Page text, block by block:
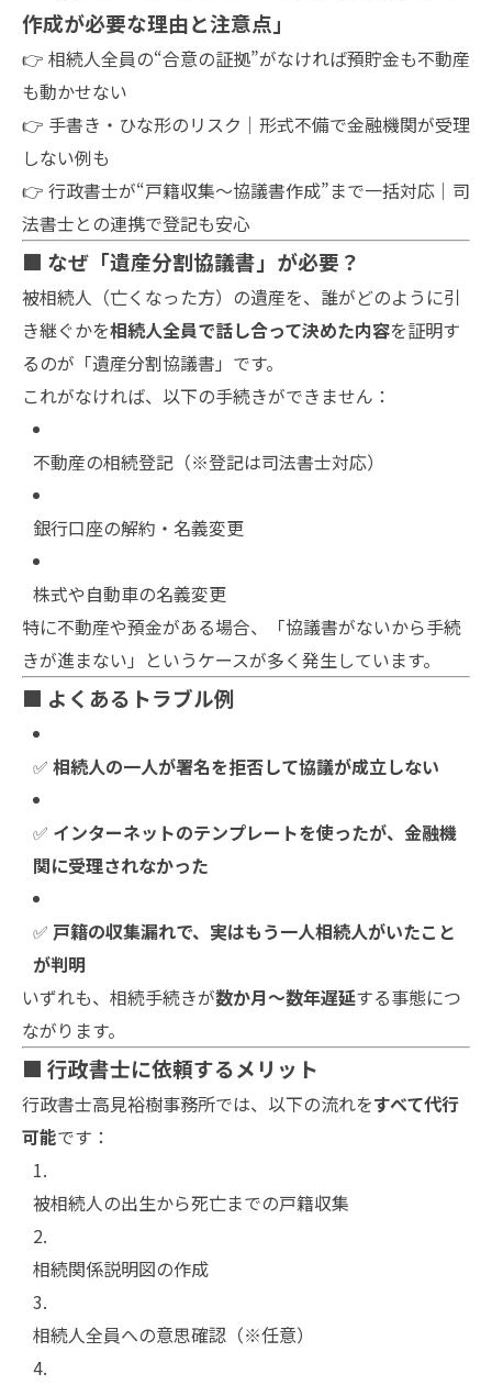
作成が必要な理由と注意点」
👉 相続人全員の“合意の証拠”がなければ預貯金も不動産
も動かせない
👉 手書き・ひな形のリスク｜形式不備で金融機関が受理
しない例も
👉 行政書士が“戸籍収集～協議書作成”まで一括対応｜司
法書士との連携で登記も安心
■ なぜ「遺産分割協議書」が必要？
被相続人（亡くなった方）の遺産を、誰がどのように引
き継ぐかを相続人全員で話し合って決めた内容を証明す
るのが「遺産分割協議書」です。
これがなければ、以下の手続きができません：
不動産の相続登記（※登記は司法書士対応）
銀行口座の解約・名義変更
株式や自動車の名義変更
特に不動産や預金がある場合、「協議書がないから手続
きが進まない」というケースが多く発生しています。
■ よくあるトラブル例
✅ 相続人の一人が署名を拒否して協議が成立しない
✅ インターネットのテンプレートを使ったが、金融機
関に受理されなかった
✅ 戸籍の収集漏れで、実はもう一人相続人がいたこと
が判明
いずれも、相続手続きが数か月〜数年遅延する事態につ
ながります。
■ 行政書士に依頼するメリット
行政書士高見裕樹事務所では、以下の流れをすべて代行
可能です：
被相続人の出生から死亡までの戸籍収集
相続関係説明図の作成
相続人全員への意思確認（※任意）